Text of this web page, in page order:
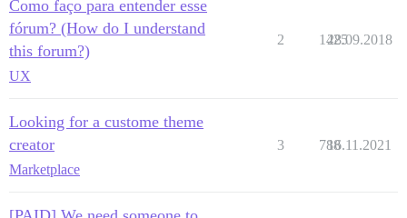
Como faço para entender esse
fórum? (How do I understand
this forum?)
UX
2 1425
28.09.2018
Looking for a custome theme
creator
Marketplace
3 788
16.11.2021